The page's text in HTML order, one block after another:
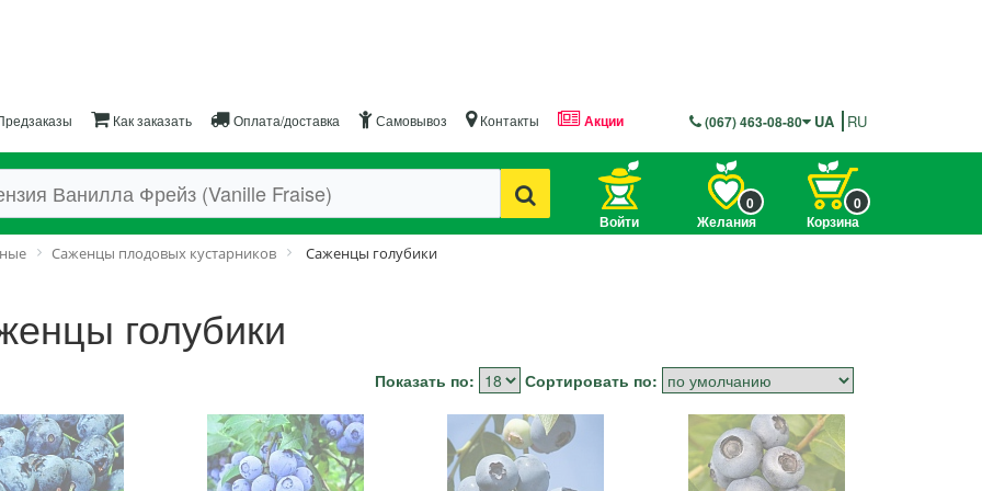
Как заказать Оплата/доставка Самовывоз Контакты Акции (067) 463-08-80 UA RU
Войти Желания
0
Корзина
0
Саженцы плодовых кустарников Саженцы голубики
голубики
Показать по: Сортировать по: